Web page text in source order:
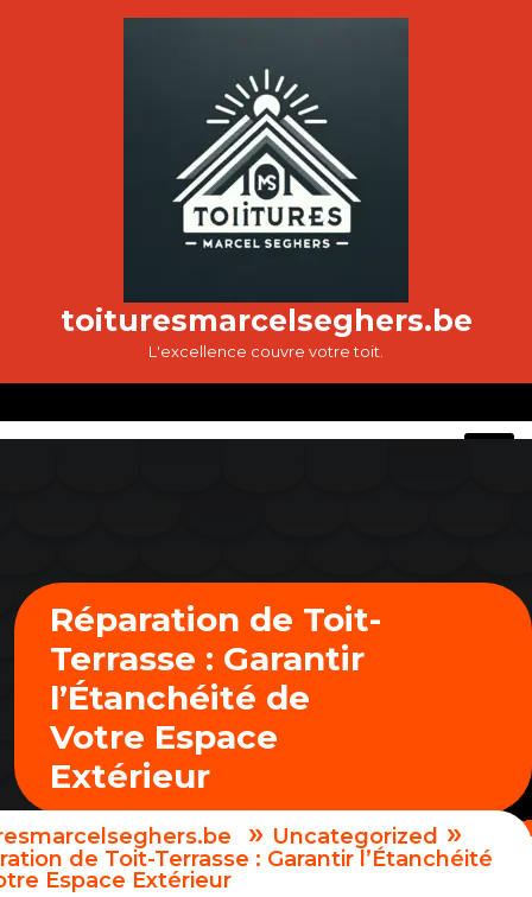
toituresmarcelseghers.be
L'excellence couvre votre toit.
Réparation de Toit-
Terrasse : Garantir
l’Étanchéité de
Votre Espace
Extérieur
» Uncategorized »
de Toit-Terrasse : Garantir l’Étanchéité
Espace Extérieur